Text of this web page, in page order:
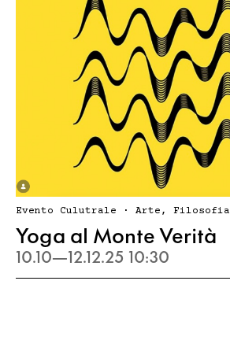
Evento Culutrale · Arte, Filosofia
Yoga al Monte Verità
10.10—12.12.25 10:30